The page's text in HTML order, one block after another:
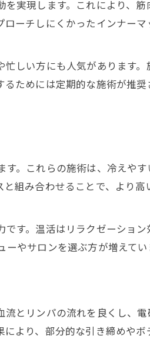
法
実現します。これにより、
ーチしにくかったインナー
しい方にも人気があります
ためには定期的な施術が推奨
。これらの施術は、冷えや
組み合わせることで、より高
す。温活はリラクゼーション
やサロンを選ぶ方が増えてい
とリンパの流れを良くし、
より、部分的な引き締めやボ